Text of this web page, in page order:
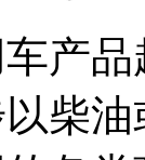
产
柴